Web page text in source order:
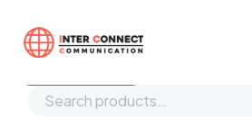
Home